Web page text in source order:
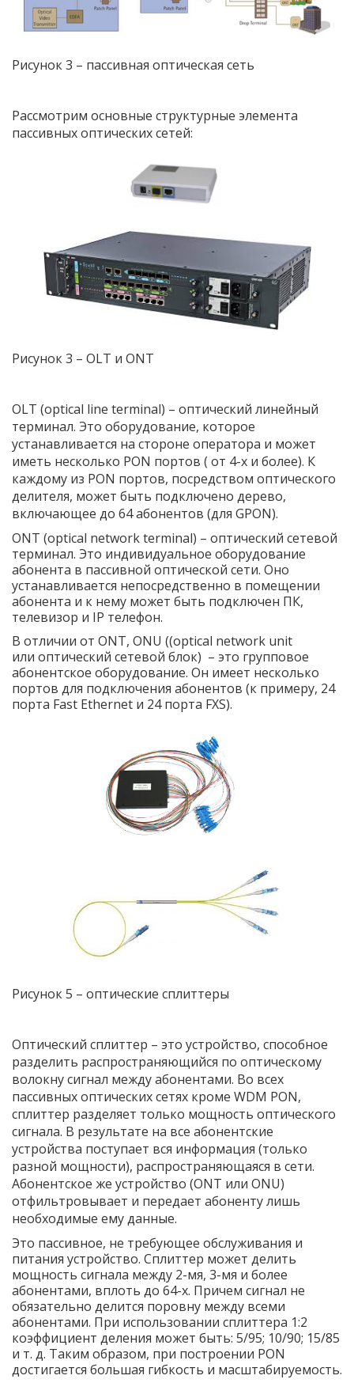
Рисунок 3 – пассивная оптическая сеть
Рассмотрим основные структурные элемента
пассивных оптических сетей:
Рисунок 3 – OLT и ONT
OLT (optical line terminal) – оптический линейный
терминал. Это оборудование, которое
устанавливается на стороне оператора и может
иметь несколько PON портов ( от 4-х и более). К
каждому из PON портов, посредством оптического
делителя, может быть подключено дерево,
включающее до 64 абонентов (для GPON).
ONT (optical network terminal) – оптический сетевой
терминал. Это индивидуальное оборудование
абонента в пассивной оптической сети. Оно
устанавливается непосредственно в помещении
абонента и к нему может быть подключен ПК,
телевизор и IP телефон.
В отличии от ONT, ONU ((optical network unit
или оптический сетевой блок) – это групповое
абонентское оборудование. Он имеет несколько
портов для подключения абонентов (к примеру, 24
порта Fast Ethernet и 24 порта FXS).
Рисунок 5 – оптические сплиттеры
Оптический сплиттер – это устройство, способное
разделить распространяющийся по оптическому
волокну сигнал между абонентами. Во всех
пассивных оптических сетях кроме WDM PON,
сплиттер разделяет только мощность оптического
сигнала. В результате на все абонентские
устройства поступает вся информация (только
разной мощности), распространяющаяся в сети.
Абонентское же устройство (ONT или ONU)
отфильтровывает и передает абоненту лишь
необходимые ему данные.
Это пассивное, не требующее обслуживания и
питания устройство. Сплиттер может делить
мощность сигнала между 2-мя, 3-мя и более
абонентами, вплоть до 64-х. Причем сигнал не
обязательно делится поровну между всеми
абонентами. При использовании сплиттера 1:2
коэффициент деления может быть: 5/95; 10/90; 15/85
и т. д. Таким образом, при построении PON
достигается большая гибкость и масштабируемость.